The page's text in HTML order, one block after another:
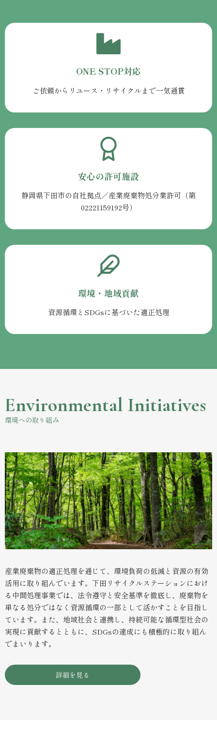
ONE STOP対応
ご依頼からリユース・リサイクルまで一気通貫
安心の許可施設
静岡県下田市の自社拠点／産業廃棄物処分業許可（第
02221159192号）
環境・地域貢献
資源循環とSDGsに基づいた適正処理
Environmental Initiatives
環境への取り組み
産業廃棄物の適正処理を通じて、環境負荷の低減と資源の有効
活用に取り組んでいます。下田リサイクルステーションにおけ
る中間処理事業では、法令遵守と安全基準を徹底し、廃棄物を
単なる処分ではなく資源循環の一部として活かすことを目指し
ています。また、地域社会と連携し、持続可能な循環型社会の
実現に貢献するとともに、SDGsの達成にも積極的に取り組ん
でまいります。
詳細を見る